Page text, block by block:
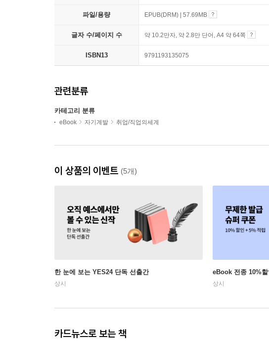
파일/용량 EPUB(DRM) | 57.69MB
글자 수/페이지 수 약 10.2만자, 약 2.8만 단어, A4 약 64쪽
ISBN13 9791193135075
관련분류
카테고리 분류
eBook 자기계발 취업/직업의세계
이 상품의 이벤트 (5개)
한 눈에 보는 YES24 단독 선출간
상시
eBook 전종 10%
상시
카드뉴스로 보는 책